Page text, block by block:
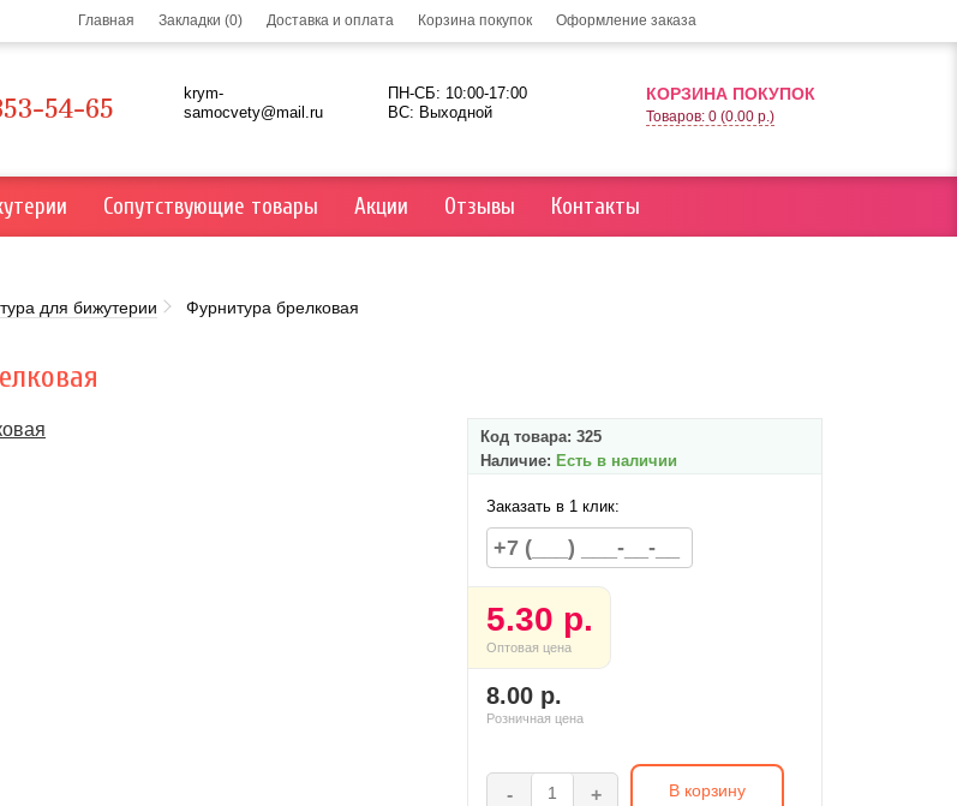
Главная Закладки (0) Доставка и оплата Корзина покупок Оформление заказа
54-65
krym-
samocvety@mail.ru
ПН-СБ: 10:00-17:00
ВС: Выходной
КОРЗИНА ПОКУПОК
Товаров: 0 (0.00 р.)
Сопутствующие товары Акции Отзывы Контакты
для бижутерии Фурнитура брелковая
Код товара: 325
Наличие: Есть в наличии
Заказать в 1 клик:
5.30 р.
Оптовая цена
8.00 р.
Розничная цена
- + В корзину